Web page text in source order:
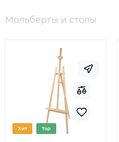
Мольберты и столы
Хит Top